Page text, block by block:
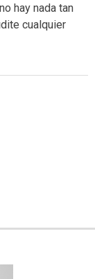
hay nada tan
cualquier